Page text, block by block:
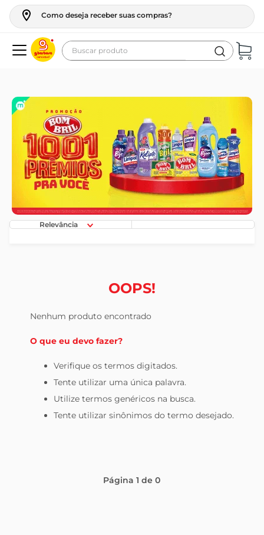
Como deseja receber suas compras?
Buscar produto
Relevância
OOPS!
Nenhum produto encontrado
O que eu devo fazer?
Verifique os termos digitados.
Tente utilizar uma única palavra.
Utilize termos genéricos na busca.
Tente utilizar sinônimos do termo desejado.
Página1 de0
geladeira
maquina lavar
fogao
café
cerveja
vinho